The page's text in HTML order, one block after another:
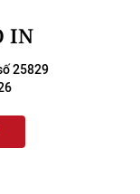
IN
25829